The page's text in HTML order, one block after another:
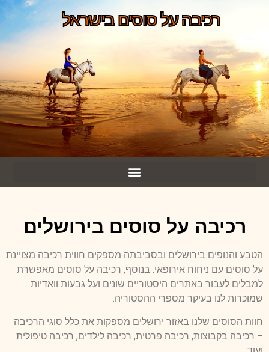
רכיבה על סוסים בישראל
רכיבה על סוסים בירושלים
הטבע והנופים בירושלים ובסביבתה מספקים חווית רכיבה מצויינת
על סוסים עם ניחוח אירופאי. בנוסף, רכיבה על סוסים מאפשרת
למבלים לעבור באתרים היסטוריים שונים ועל גבעות וואדיות
שמוכרות לנו בעיקר מספרי ההסטוריה.
חוות הסוסים שלנו באזור ירושלים מספקות את כלל סוגי הרכיבה
– רכיבה בקבוצות, רכיבה פרטית, רכיבה לילדים, רכיבה טיפולית